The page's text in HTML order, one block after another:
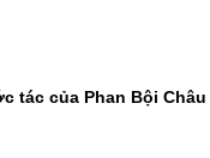
tác của Phan Bội